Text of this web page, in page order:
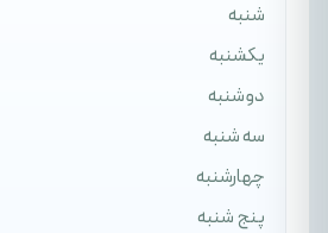
شنبه
یکشنبه
دوشنبه
سه شنبه
چهارشنبه
پنج شنبه